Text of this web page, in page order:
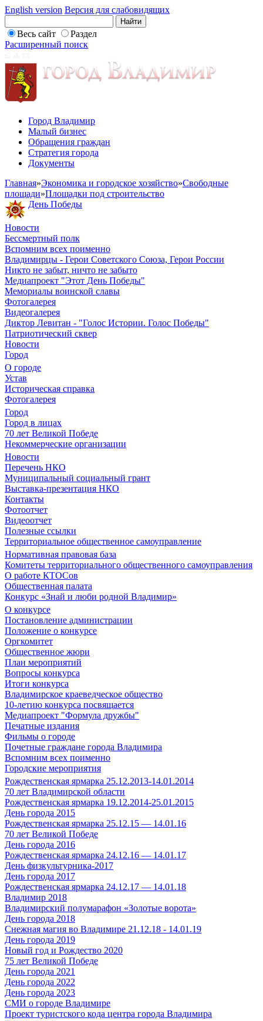
English version Версия для слабовидящих
Весь сайт
Раздел
Расширенный поиск
Город Владимир
Малый бизнес
Обращения граждан
Стратегия города
Документы
Главная»Экономика и городское хозяйство»Свободные
площади»Площадки под строительство
День Победы
Новости
Бессмертный полк
Вспомним всех поименно
Владимирцы - Герои Советского Союза, Герои России
Никто не забыт, ничто не забыто
Медиапроект "Этот День Победы"
Мемориалы воинской славы
Фотогалерея
Видеогалерея
Диктор Левитан - "Голос Истории. Голос Победы"
Патриотический сквер
Новости
Город
О городе
Устав
Историческая справка
Фотогалерея
Город
Город в лицах
70 лет Великой Победе
Некоммерческие организации
Новости
Перечень НКО
Муниципальный социальный грант
Выставка-презентация НКО
Контакты
Фотоотчет
Видеоотчет
Полезные ссылки
Территориальное общественное самоуправление
Нормативная правовая база
Комитеты территориального общественного самоуправления
О работе КТОСов
Общественная палата
Конкурс «Знай и люби родной Владимир»
О конкурсе
Постановление администрации
Положение о конкурсе
Оргкомитет
Общественное жюри
План мероприятий
Вопросы конкурса
Итоги конкурса
Владимирское краеведческое общество
10-летию конкурса посвящается
Медиапроект "Формула дружбы"
Печатные издания
Фильмы о городе
Почетные граждане города Владимира
Вспомним всех поименно
Городские мероприятия
Рождественская ярмарка 25.12.2013-14.01.2014
70 лет Владимирской области
Рождественская ярмарка 19.12.2014-25.01.2015
День города 2015
Рождественская ярмарка 25.12.15 — 14.01.16
70 лет Великой Победе
День города 2016
Рождественская ярмарка 24.12.16 — 14.01.17
День физкультурника-2017
День города 2017
Рождественская ярмарка 24.12.17 — 14.01.18
Владимир 2018
Владимирский полумарафон «Золотые ворота»
День города 2018
Снежная магия во Владимире 21.12.18 - 14.01.19
День города 2019
Новый год и Рождество 2020
75 лет Великой Победе
День города 2021
День города 2022
День города 2023
СМИ о городе Владимире
Проект туристского кода центра города Владимира